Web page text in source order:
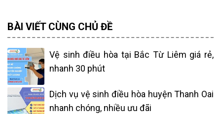
BÀI VIẾT CÙNG CHỦ ĐỀ
Vệ sinh điều hòa tại Bắc Từ Liêm giá rẻ,
nhanh 30 phút
Dịch vụ vệ sinh điều hòa huyện Thanh Oai
nhanh chóng, nhiều ưu đãi